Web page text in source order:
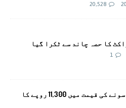
20,528
کا حصہ چاند سے ٹکرا گیا
1
پاکستان میں سونے کی قیمت میں 11,300 روپے کا